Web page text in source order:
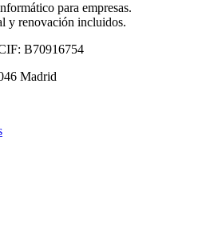
para empresas.
y renovación incluidos.
B70916754
Madrid